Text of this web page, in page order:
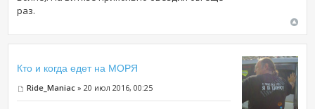
раз.
Кто и когда едет на МОРЯ
Ride_Maniac » 20 июл 2016, 00:25